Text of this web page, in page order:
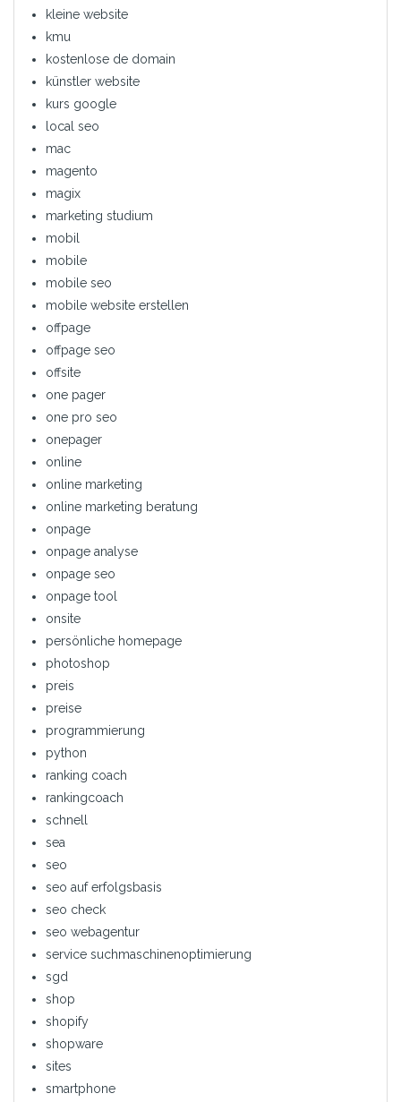
kleine website
kmu
kostenlose de domain
künstler website
kurs google
local seo
mac
magento
magix
marketing studium
mobil
mobile
mobile seo
mobile website erstellen
offpage
offpage seo
offsite
one pager
one pro seo
onepager
online
online marketing
online marketing beratung
onpage
onpage analyse
onpage seo
onpage tool
onsite
persönliche homepage
photoshop
preis
preise
programmierung
python
ranking coach
rankingcoach
schnell
sea
seo
seo auf erfolgsbasis
seo check
seo webagentur
service suchmaschinenoptimierung
sgd
shop
shopify
shopware
sites
smartphone